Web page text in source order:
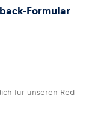
Formular
für unseren Red